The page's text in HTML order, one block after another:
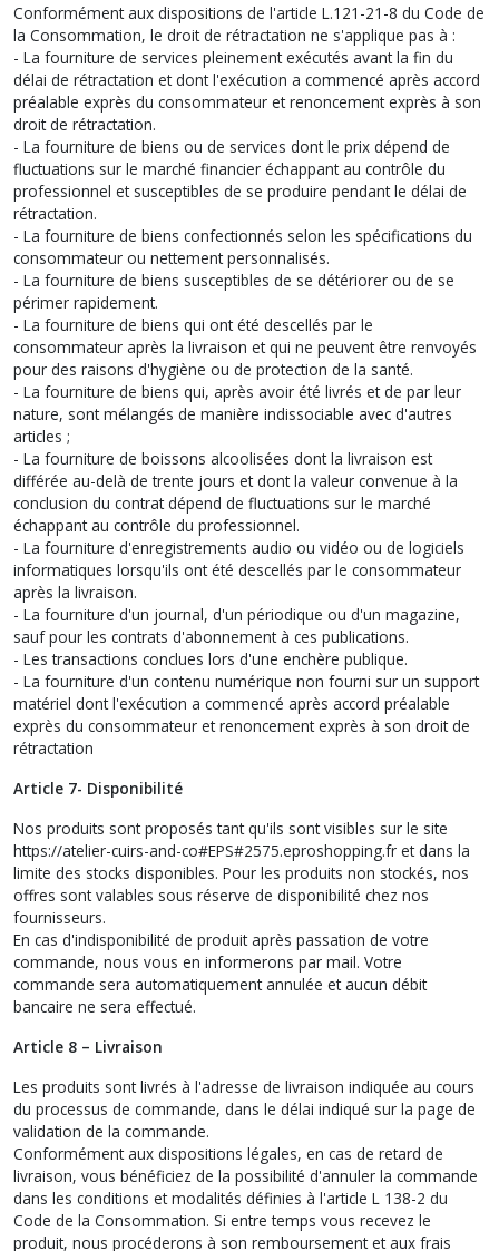
Conformément aux dispositions de l'article L.121-21-8 du Code de
la Consommation, le droit de rétractation ne s'applique pas à :
- La fourniture de services pleinement exécutés avant la fin du
délai de rétractation et dont l'exécution a commencé après accord
préalable exprès du consommateur et renoncement exprès à son
droit de rétractation.
- La fourniture de biens ou de services dont le prix dépend de
fluctuations sur le marché financier échappant au contrôle du
professionnel et susceptibles de se produire pendant le délai de
rétractation.
- La fourniture de biens confectionnés selon les spécifications du
consommateur ou nettement personnalisés.
- La fourniture de biens susceptibles de se détériorer ou de se
périmer rapidement.
- La fourniture de biens qui ont été descellés par le
consommateur après la livraison et qui ne peuvent être renvoyés
pour des raisons d'hygiène ou de protection de la santé.
- La fourniture de biens qui, après avoir été livrés et de par leur
nature, sont mélangés de manière indissociable avec d'autres
articles ;
- La fourniture de boissons alcoolisées dont la livraison est
différée au-delà de trente jours et dont la valeur convenue à la
conclusion du contrat dépend de fluctuations sur le marché
échappant au contrôle du professionnel.
- La fourniture d'enregistrements audio ou vidéo ou de logiciels
informatiques lorsqu'ils ont été descellés par le consommateur
après la livraison.
- La fourniture d'un journal, d'un périodique ou d'un magazine,
sauf pour les contrats d'abonnement à ces publications.
- Les transactions conclues lors d'une enchère publique.
- La fourniture d'un contenu numérique non fourni sur un support
matériel dont l'exécution a commencé après accord préalable
exprès du consommateur et renoncement exprès à son droit de
rétractation
Article 7- Disponibilité
Nos produits sont proposés tant qu'ils sont visibles sur le site
https://atelier-cuirs-and-co#EPS#2575.eproshopping.fr et dans la
limite des stocks disponibles. Pour les produits non stockés, nos
offres sont valables sous réserve de disponibilité chez nos
fournisseurs.
En cas d'indisponibilité de produit après passation de votre
commande, nous vous en informerons par mail. Votre
commande sera automatiquement annulée et aucun débit
bancaire ne sera effectué.
Article 8 – Livraison
Les produits sont livrés à l'adresse de livraison indiquée au cours
du processus de commande, dans le délai indiqué sur la page de
validation de la commande.
Conformément aux dispositions légales, en cas de retard de
livraison, vous bénéficiez de la possibilité d'annuler la commande
dans les conditions et modalités définies à l'article L 138-2 du
Code de la Consommation. Si entre temps vous recevez le
produit, nous procéderons à son remboursement et aux frais